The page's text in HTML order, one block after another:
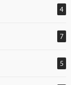
4
7
5